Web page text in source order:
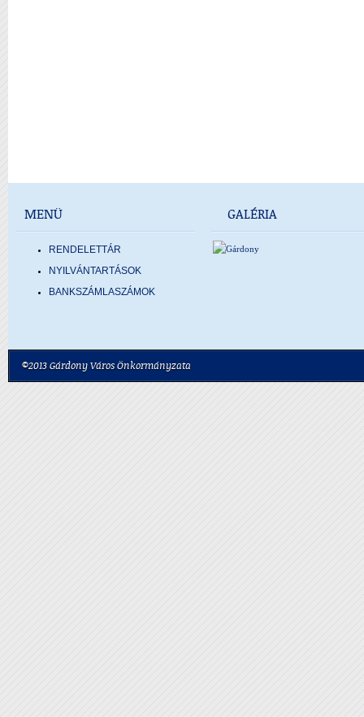
MENÜ
RENDELETTÁR
NYILVÁNTARTÁSOK
BANKSZÁMLASZÁMOK
GALÉRIA
©2013 Gárdony Város Önkormányzata